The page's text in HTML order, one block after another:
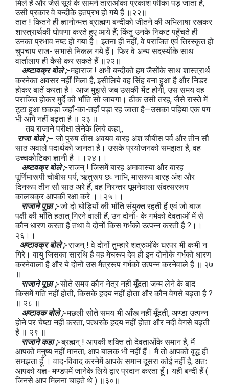
मिले हैं और जैसे सूर्य के सामने ताराओंका प्रकाश फीका पड़ जाता है,
उसी प्रकार वे बन्दीके हतप्रभ हो गये हैं ॥२२॥
तात ! कितने ही ज्ञानोन्मत्त ब्राह्मण बन्दीको जीतने की अभिलाषा रखकर
शास्त्रार्थकी घोषणा करते हुए आये हैं; किंतु उनके निकट पहुँचते ही
उनका प्रभाव नष्ट हो गया है। इतना ही नहीं, वे पराजित एवं तिरस्कृत हो
चुपचाप राज- सभासे निकल गये हैं। फिर वे अन्य सदस्योंके साथ
वार्तालाप ही कैसे कर सकते हैं ॥२२॥
अष्टावक्र बोले ;-महाराज ! अभी बन्दीको हम जैसोंके साथ शास्त्रार्थ
करनेका अवसर नहीं मिला है, इसीलिये वह सिंह बना हुआ है और निडर
होकर बातें करता है। आज मुझसे जब उसकी भेंट होगी, उस समय वह
पराजित होकर मुर्दे की भाँति सो जायगा। ठीक उसी तरह, जैसे रास्ते में
टूटा हुआ छकड़ा जहाँ-का-तहाँ पड़ा रह जाता है—उसका पहिया एक पग
भी आगे नहीं बढ़ता है ॥ २३ ॥
तब राजाने परीक्षा लेनेके लिये कहा,,
राजा बोले ;-- जो पुरुष तीस अवयव बारह अंश चौबीस पर्व और तीन सौ
साठ अवाले पदार्थको जानता है। उसके प्रयोजनको समझता है, वह
उच्चकोटिका ज्ञानी है ।।२४।।
अष्टवक्र बोले ;-राजन् ! जिसमें बारह अमावास्या और बारह
पूर्णिमारूपी चोबीस पर्य, ऋतुरूप छः नाभि, मासरूप बारह अंश और
दिनरूप तीन सौ साठ अरे हैं, वह निरन्तर घूमनेवाला संवत्सररूप
कालचक्र आपकी रक्षा करे ।।२५।।
राजाने पूछा ;-जो दो घोड़ियों की भाँति संयुक्त रहती हैं एवं जो बाज
पक्षी की भाँति हठात् गिरने वाली हैं, उन दोनों- के गर्भको देवताओं में से
कौन धारण करता है तथा वे दोनों किस गर्भको उत्पन्न करती है ?।।
२६।।
अष्टावक्र बोले ;-राजन् ! वे दोनों तुम्हारे शत्रुओंके घरपर भी कभी न
गिरे। वायु जिसका सारथि है वह मेघरूप देव ही इन दोनोंके गर्भको धारण
करनेवाला है और ये दोनों उस मैत्ररूप गर्भको उत्पन्न करनेवाले हैं ॥ २७
॥
राजाने पूछा ;-सोते समय कौन नेत्र नहीं मूँदता जन्म लेने के बाद
किसमें गति नहीं होती, किसके हृदय नहीं होता और कौन वेगसे बढ़ता है ?
॥ २८ ॥
अष्टावक बोले ;-मछली सोते समय भी आँख नहीं मूँदती, अण्डा उत्पन्न
होने पर चेष्टा नहीं करता, पत्थरके हृदय नहीं होता और नदी वेगसे बढ़ती
है ॥ २९ ॥
राजाने कहा ;-ब्रह्मन् ! आपकी शक्ति तो देवताओंके समान है, मैं
आपको मनुष्य नहीं मानता; आप बालक भी नहीं हैं। मैं तो आपको वृद्ध ही
समझता हूँ । वाद-विवाद करनेमें आपके समान दूसरा कोई नहीं है, अतः
आपको यज्ञ- मण्डपमें जानेके लिये द्वार प्रदान करता हूँ। यही बन्दी हैं (
जिनसे आप मिलना चाहते थे ) ॥३०॥